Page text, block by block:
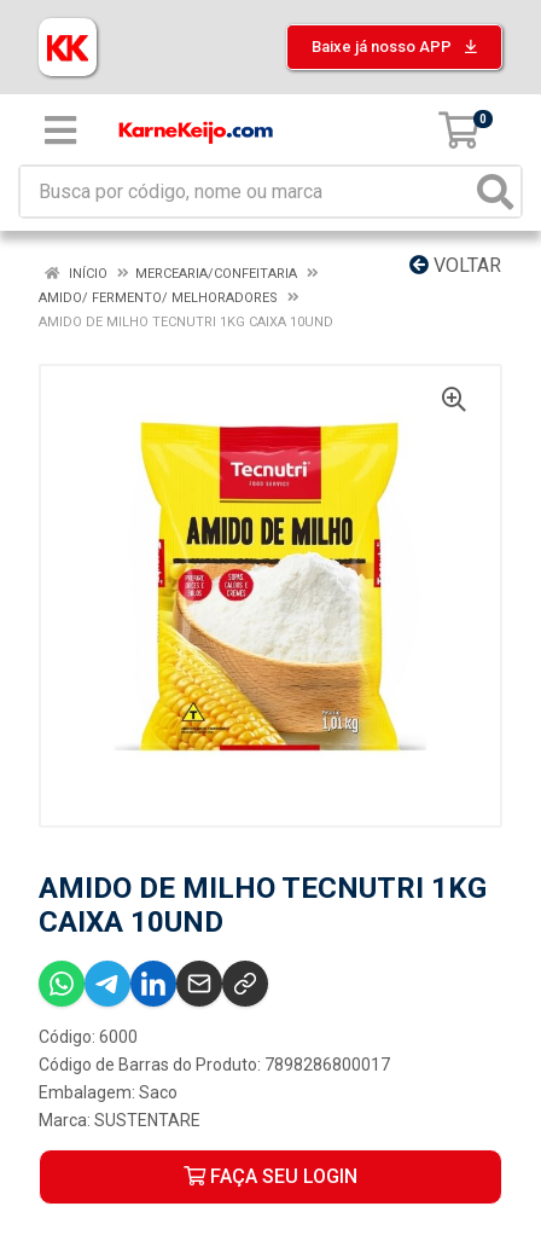
Baixe já nosso APP
0
VOLTAR
INÍCIO
MERCEARIA/CONFEITARIA
AMIDO/ FERMENTO/ MELHORADORES
AMIDO DE MILHO TECNUTRI 1KG CAIXA 10UND
AMIDO DE MILHO TECNUTRI 1KG
CAIXA 10UND
Código: 6000
Código de Barras do Produto: 7898286800017
Embalagem: Saco
Marca: SUSTENTARE
FAÇA SEU LOGIN